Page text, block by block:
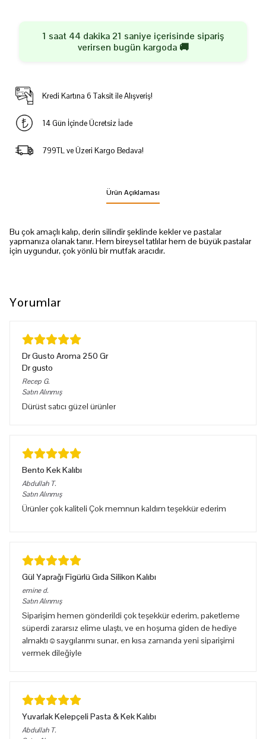
1 saat 44 dakika 21 saniye içerisinde sipariş
verirsen bugün kargoda 🚚
Kredi Kartına 6 Taksit ile Alışveriş!
14 Gün İçinde Ücretsiz İade
799TL ve Üzeri Kargo Bedava!
Ürün Açıklaması
Bu çok amaçlı kalıp, derin silindir şeklinde kekler ve pastalar
yapmanıza olanak tanır. Hem bireysel tatlılar hem de büyük pastalar
için uygundur, çok yönlü bir mutfak aracıdır.
Yorumlar
Dr Gusto Aroma 250 Gr
Dr gusto
Recep G.
Satın Alınmış
Dürüst satıcı güzel ürünler
Bento Kek Kalıbı
Abdullah T.
Satın Alınmış
Ürünler çok kaliteli Çok memnun kaldım teşekkür ederim
Gül Yaprağı Figürlü Gıda Silikon Kalıbı
emine d.
Satın Alınmış
Siparişim hemen gönderildi çok teşekkür ederim, paketleme
süperdi zararsız elime ulaştı, ve en hoşuma giden de hediye
almaktı☺️saygılarımı sunar, en kısa zamanda yeni siparişimi
vermek dileğiyle
Yuvarlak Kelepçeli Pasta & Kek Kalıbı
Abdullah T.